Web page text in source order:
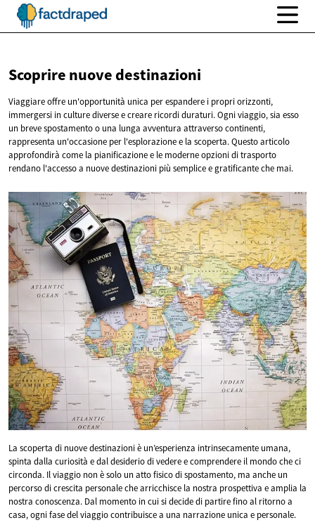
Scoprire nuovedestinazioni
Viaggiare offre un'opportunità unica per espandere i propri orizzonti,
immergersi in culture diverse e creare ricordi duraturi. Ogni viaggio, sia esso
un breve spostamento o una lunga avventura attraverso continenti,
rappresenta un'occasione per l'esplorazione e la scoperta. Questo articolo
approfondirà come la pianificazione e le moderne opzioni di trasporto
rendano l'accesso a nuove destinazioni più semplice e gratificante che mai.
La scoperta di nuove destinazioni è un’esperienza intrinsecamente umana,
spinta dalla curiosità e dal desiderio di vedere e comprendere il mondo che ci
circonda. Il viaggio non è solo un atto fisico di spostamento, ma anche un
percorso di crescita personale che arricchisce la nostra prospettiva e amplia la
nostra conoscenza. Dal momento in cui si decide di partire fino al ritorno a
casa, ogni fase del viaggio contribuisce a una narrazione unica e personale.